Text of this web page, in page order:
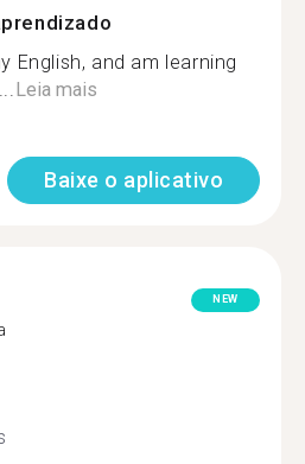
English, and am learning
Leia mais
Baixe o aplicativo
NEW